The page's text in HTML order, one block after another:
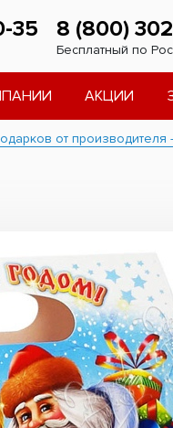
35 8 (800)
Бесплатный по
АКЦИИ
от